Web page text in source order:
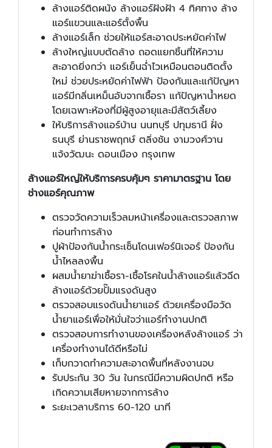
ล้างแอร์ติดผนัง ล้างแอร์ฝังฝ้า 4 ทิศทาง ล้าง
แอร์แขวนและแอร์ตั้งพื้น
ล้างแอร์เล็ก ช่วยให้แอร์สะอาดประหยัดค่าไฟ
ล้างใหญ่แบบตัดล้าง ถอดแยกชิ้นที่ให้ความ
สะอาดยิ่งกว่า แอร์เย็นฉ่ำไวเหมือนตอนติดตั้ง
ใหม่ ช่วยประหยัดค่าไฟฟ้า ป้องกันและแก้ปัญหา
แอร์มีกลิ่นเหม็นอับจากเชื้อรา แก้ปัญหาน้ำหยด
โดยเฉพาะห้องที่มีผู้สูงอายุและมีสัตว์เลี้ยง
ให้บริการล้างแอร์บ้าน นนทบุรี ปทุมธานี ฝั่ง
ธนบุรี ย่านราชพฤกษ์ ตลิ่งชัน งามวงศ์วาน
แจ้งวัฒนะ ดอนเมือง กรุงเทพ
ล้างแอร์ใหญ่ให้บริการครบคุ้มๆ ราคามาตรฐาน โดย
ช่างแอร์คุณภาพ
ตรวจวัดความเร็วลมหน้าเครื่องและตรวจสภาพ
ก่อนทำการล้าง
ปูผ้าป้องกันน้ำกระเซ็นโดนเฟอร์นิเจอร์ ป้องกัน
น้ำไหลลงพื้น
ผสมน้ำยาฆ่าเชื้อรา-เชื้อโรคในน้ำล้างแอร์แล้วฉีด
ล้างแอร์ด้วยปั๊มแรงดันสูง
ตรวจสอบแรงดันน้ำยาแอร์ ด้วยเครื่องมือวัด
น้ำยาแอร์เพื่อให้มั่นใจว่าแอร์ทำงานปกติ
ตรวจสอบการทำงานของเครื่องหลังล้างแอร์ ว่า
เครื่องทำงานได้ดีหรือไม่
เก็บกวาดทำความสะอาดพื้นที่หลังงานจบ
รับประกัน 30 วัน ในกรณีมีความผิดปกติ หรือ
เกิดความเสียหายจากการล้าง
ระยะเวลาบริการ 60-120 นาที